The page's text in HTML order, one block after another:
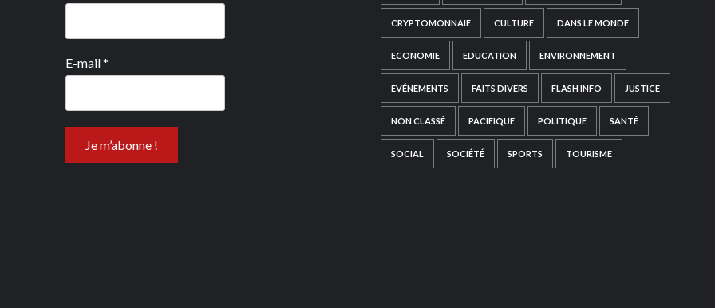
E-mail*
CRYPTOMONNAIE CULTURE DANS LE MONDE
ECONOMIE EDUCATION ENVIRONNEMENT
EVÉNEMENTS FAITS DIVERS FLASH INFO JUSTICE
NON CLASSÉ PACIFIQUE POLITIQUE SANTÉ
SOCIAL SOCIÉTÉ SPORTS TOURISME